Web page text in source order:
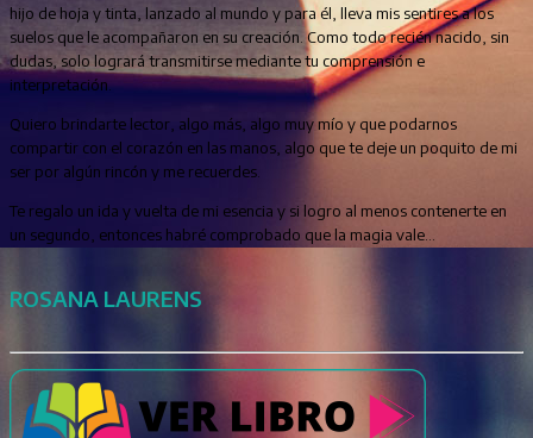
hijo de hoja y tinta, lanzado al mundo y para él, lleva mis sentires a los
suelos que le acompañaron en su creación. Como todo recién nacido, sin
dudas, solo logrará transmitirse mediante tu comprensión e
interpretación.
Quiero brindarte lector, algo más, algo muy mío y que podarnos
compartir con el corazón en las manos, algo que te deje un poquito de mi
ser por algún rincón y me recuerdes.
Te regalo un ida y vuelta de mi esencia y si logro al menos contenerte en
un segundo, entonces habré comprobado que la magia vale...
ROSANA LAURENS